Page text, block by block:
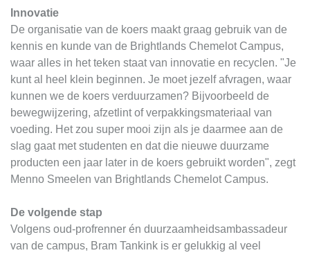
Innovatie
De organisatie van de koers maakt graag gebruik van de
kennis en kunde van de Brightlands Chemelot Campus,
waar alles in het teken staat van innovatie en recyclen. "Je
kunt al heel klein beginnen. Je moet jezelf afvragen, waar
kunnen we de koers verduurzamen? Bijvoorbeeld de
bewegwijzering, afzetlint of verpakkingsmateriaal van
voeding. Het zou super mooi zijn als je daarmee aan de
slag gaat met studenten en dat die nieuwe duurzame
producten een jaar later in de koers gebruikt worden", zegt
Menno Smeelen van Brightlands Chemelot Campus.
De volgende stap
Volgens oud-profrenner én duurzaamheidsambassadeur
van de campus, Bram Tankink is er gelukkig al veel